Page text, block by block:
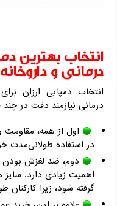
انتخاب بهترین
درمانی و
انتخاب دمپایی ارزان
درمانی نیازمند دقت در
اول از همه،
در استفاده طولانی‌مدت
دوم، ضد لغزش بودن
اهمیت زیادی دارد. سایز
گرفته شود، زیرا